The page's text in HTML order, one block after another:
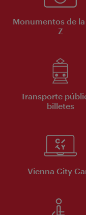
Monumentos de la
Z
Transporte
billetes
Vienna City